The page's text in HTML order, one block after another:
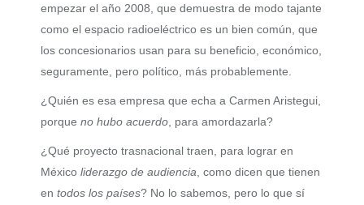
empezar el año 2008, que demuestra de modo tajante
como el espacio radioeléctrico es un bien común, que
los concesionarios usan para su beneficio, económico,
seguramente, pero político, más probablemente.
¿Quién es esa empresa que echa a Carmen Aristegui,
porque no hubo acuerdo , para amordazarla?
¿Qué proyecto trasnacional traen, para lograr en
México liderazgo de audiencia , como dicen que tienen
en todos los países? No lo sabemos, pero lo que sí